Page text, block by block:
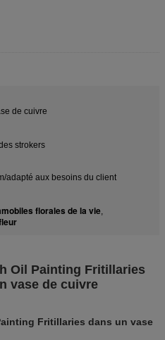
de cuivre
strokers
adapté aux besoins du client
florales de la vie,
Oil Painting Fritillaries
vase de cuivre
Fritillaries dans un vase